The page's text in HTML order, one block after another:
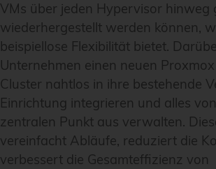
VMs über jeden Hypervisor hinweg
wiederhergestellt werden können,
beispiellose Flexibilität bietet.
Unternehmen einen neuen
Cluster nahtlos in ihre bestehende
Einrichtung integrieren und alles
zentralen Punkt aus verwalten.
vereinfacht Abläufe, reduziert die
verbessert die Gesamteffizienz von